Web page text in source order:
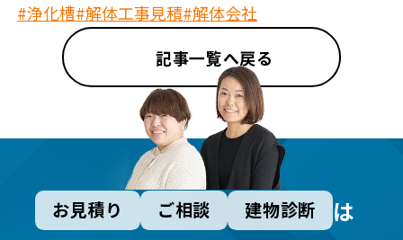
#浄化槽#解体工事見積#解体会社
記事一覧へ戻る
お見積り ご相談 建物診断 は